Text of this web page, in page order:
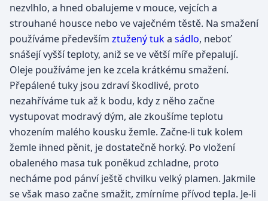
nezvlhlo, a hned obalujeme v mouce, vejcích a
strouhané housce nebo ve vaječném těstě. Na smažení
používáme především ztužený tuka sádlo, neboť
snášejí vyšší teploty, aniž se ve větší míře přepalují.
Oleje používáme jen ke zcela krátkému smažení.
Přepálené tuky jsou zdraví škodlivé, proto
nezahříváme tuk až k bodu, kdy z něho začne
vystupovat modravý dým, ale zkoušíme teplotu
vhozením malého kousku žemle. Začne-li tuk kolem
žemle ihned pěnit, je dostatečně horký. Po vložení
obaleného masa tuk poněkud zchladne, proto
necháme pod pánví ještě chvilku velký plamen. Jakmile
se však maso začne smažit, zmírníme přívod tepla. Je-li